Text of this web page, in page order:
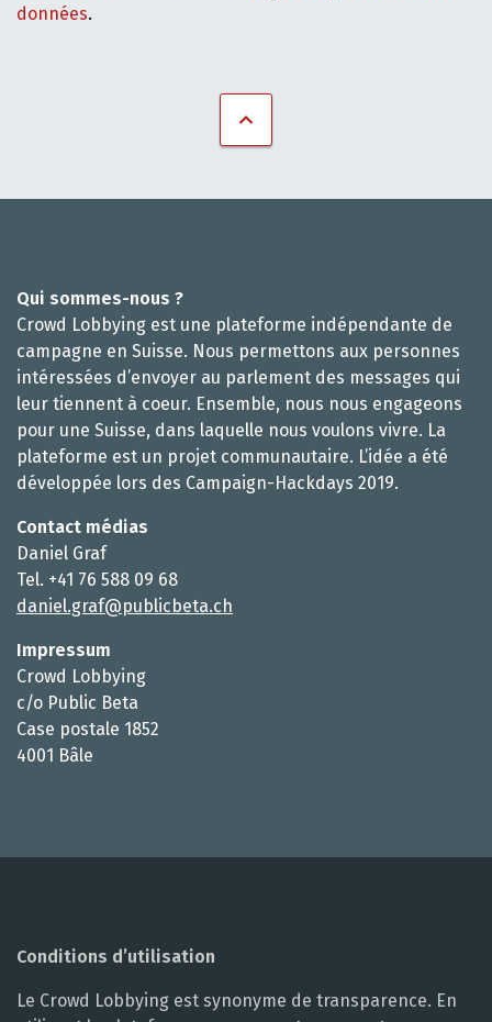
données.
Qui sommes-nous ?
Crowd Lobbying est une plateforme indépendante de
campagne en Suisse. Nous permettons aux personnes
intéressées d’envoyer au parlement des messages qui
leur tiennent à coeur. Ensemble, nous nous engageons
pour une Suisse, dans laquelle nous voulons vivre. La
plateforme est un projet communautaire. L’idée a été
développée lors des Campaign-Hackdays 2019.
Contact médias
Daniel Graf
Tel. +41 76 588 09 68
daniel.graf@publicbeta.ch
Impressum
Crowd Lobbying
c/o Public Beta
Case postale 1852
4001 Bâle
Conditions d’utilisation
Le Crowd Lobbying est synonyme de transparence. En